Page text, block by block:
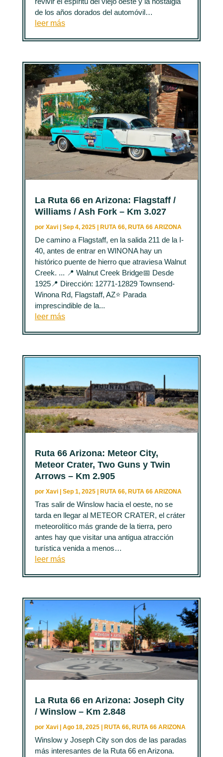
de los años dorados del automóvil…
leer más
La Ruta 66 en Arizona: Flagstaff /
Williams / Ash Fork – Km 3.027
por Xavi| Sep 4, 2025| RUTA 66, RUTA 66 ARIZONA
De camino a Flagstaff, en la salida 211 de la I-
40, antes de entrar en WINONA hay un
histórico puente de hierro que atraviesa Walnut
Creek. ... 📍 Walnut Creek Bridge📅 Desde
1925📍 Dirección: 12771-12829 Townsend-
Winona Rd, Flagstaff, AZ⭐ Parada
imprescindible de la...
leer más
Ruta 66 Arizona: Meteor City,
Meteor Crater, Two Guns y Twin
Arrows – Km 2.905
por Xavi| Sep 1, 2025| RUTA 66, RUTA 66 ARIZONA
Tras salir de Winslow hacia el oeste, no se
tarda en llegar al METEOR CRATER, el cráter
meteorolítico más grande de la tierra, pero
antes hay que visitar una antigua atracción
turística venida a menos…
leer más
La Ruta 66 en Arizona: Joseph City
/ Winslow – Km 2.848
por Xavi| Ago 18, 2025| RUTA 66, RUTA 66 ARIZONA
Winslow y Joseph City son dos de las paradas
más interesantes de la Ruta 66 en Arizona.